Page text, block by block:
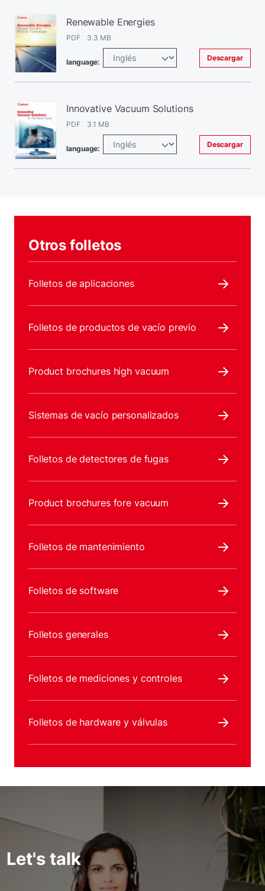
Renewable Energies
PDF 3.3 MB
language: Descargar
Innovative Vacuum Solutions
PDF 3.1 MB
language: Descargar
Otros folletos
Folletos de aplicaciones
Folletos de productos de vacío previo
Product brochures high vacuum
Sistemas de vacío personalizados
Folletos de detectores de fugas
Product brochures fore vacuum
Folletos de mantenimiento
Folletos de software
Folletos generales
Folletos de mediciones y controles
Folletos de hardware y válvulas
Let's talk